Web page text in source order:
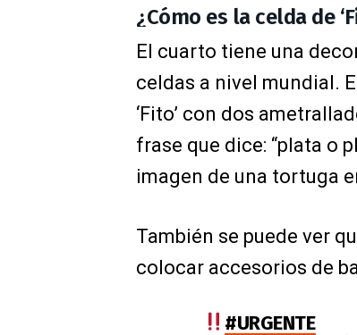
¿Cómo es la celda de
El cuarto tiene una
celdas a nivel mundial.
‘Fito’ con dos
frase que dice: “plata o
imagen de una tortuga
También se puede ver
colocar accesorios de
#URGENTE